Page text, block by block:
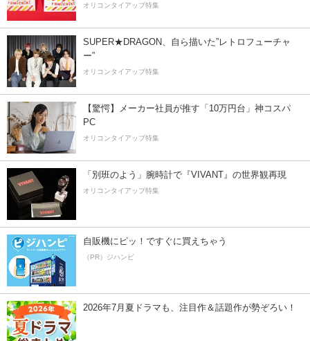
オリコンタイアップ特集
SUPER★DRAGON、自ら描いた”レトロフューチャ
ー”
オリコンタイアップ特集
【驚愕】メーカー社員が推す「10万円台」神コスパ
PC
オリコンタイアップ特集
「別班のよう」腕時計で『VIVANT』の世界観再現
オリコンタイアップ特集
自販機にピッ！ですぐに買えちゃう
（PR）ジハンピ
2026年7月夏ドラマも、注目作＆話題作が勢ぞろい！